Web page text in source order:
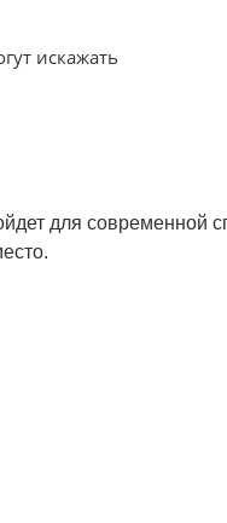
искажать
для современной